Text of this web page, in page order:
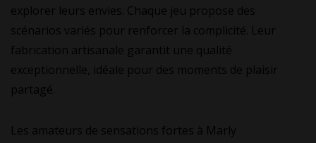
explorer leurs envies. Chaque jeu propose des
scénarios variés pour renforcer la complicité. Leur
fabrication artisanale garantit une qualité
exceptionnelle, idéale pour des moments de plaisir
partagé.
Les amateurs de sensations fortes à Marly